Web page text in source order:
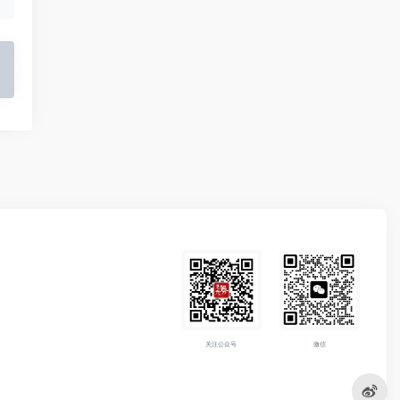
关注公众号 微信